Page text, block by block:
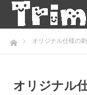
ホームオリジナル仕様の
オリジナル